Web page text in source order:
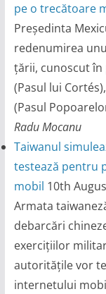
pe o trecătoare
Președinta
redenumirea
țării, cunoscut în
(Pasul lui
(Pasul
Radu Mocanu
Taiwanul
testează pentru
mobil 10th
Armata
debarcări
exercițiilor
autoritățile vor
internetului